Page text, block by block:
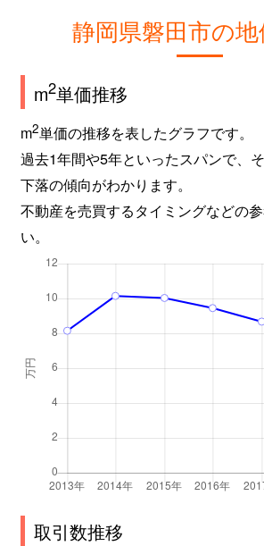
静岡県磐田市の
m2単価推移
m2単価の推移を表したグラフです。
過去1年間や5年といったスパンで、
下落の傾向がわかります。
不動産を売買するタイミングなどの
い。
取引数推移